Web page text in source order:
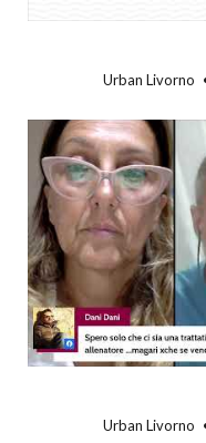
Urban Livorno
Urban Livorno